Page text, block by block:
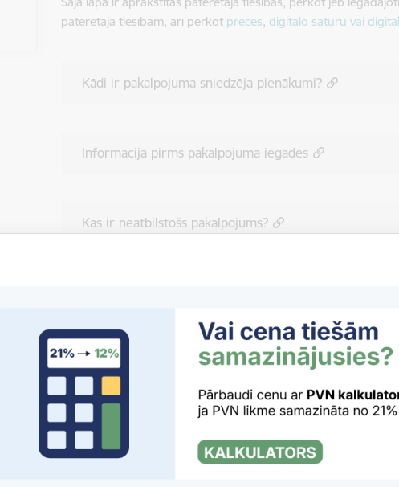
patērētāja tiesībām, arī pērkot preces, digitālo saturu vai
Kādi ir pakalpojuma sniedzēja pienākumi?
Informācija pirms pakalpojuma iegādes
Kas ir neatbilstošs pakalpojums?
Šī lapa ir daļa no Eiropas Komisijas portāla
Vai atradāt to, ko meklējāt?